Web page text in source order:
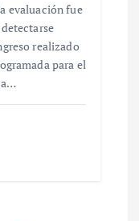
evaluación fue
realizado
para el